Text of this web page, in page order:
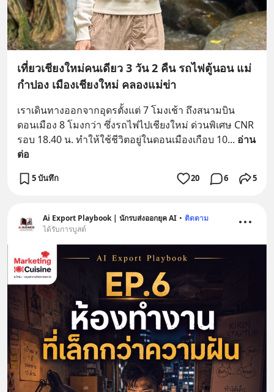
เที่ยวเชียงใหม่คนเดียว 3 วัน 2 คืน รถไฟตู้นอน แม่
กำปอง เมืองเชียงใหม่ คลองแม่ข่า
เราเดินทางออกจากอุดรตั้งแต่ 7 โมงเช้า ถึงสนามบิน
ดอนเมือง 8 โมงกว่า ซึ่งรถไฟไปเชียงใหม่ ด่วนพิเศษ CNR
รอบ 18.40 น. ทำให้ใช้ชีวิตอยู่ในดอนเมืองเกือบ 10... อ่าน
ต่อ
5 บันทึก 20 6 5
Ai Export Playbook | นักรบส่งออกยุค AI • ติดตาม
ได้รับการบูสต์